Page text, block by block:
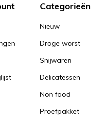
Categorieën
Nieuw
Droge worst
Snijwaren
Delicatessen
Non food
Proefpakket